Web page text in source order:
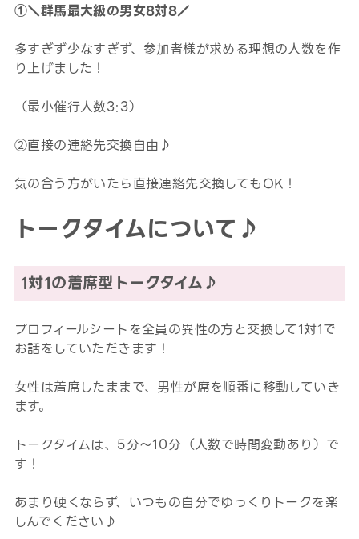
①＼群馬最大級の男女8対8／
多すぎず少なすぎず、参加者様が求める理想の人数を作
り上げました！
（最小催行人数3:3）
②直接の連絡先交換自由♪
気の合う方がいたら直接連絡先交換してもOK！
トークタイムについて♪
1対1の着席型トークタイム♪
プロフィールシートを全員の異性の方と交換して1対1で
お話をしていただきます！
女性は着席したままで、男性が席を順番に移動していき
ます。
トークタイムは、5分～10分（人数で時間変動あり）で
す！
あまり硬くならず、いつもの自分でゆっくりトークを楽
しんでください♪